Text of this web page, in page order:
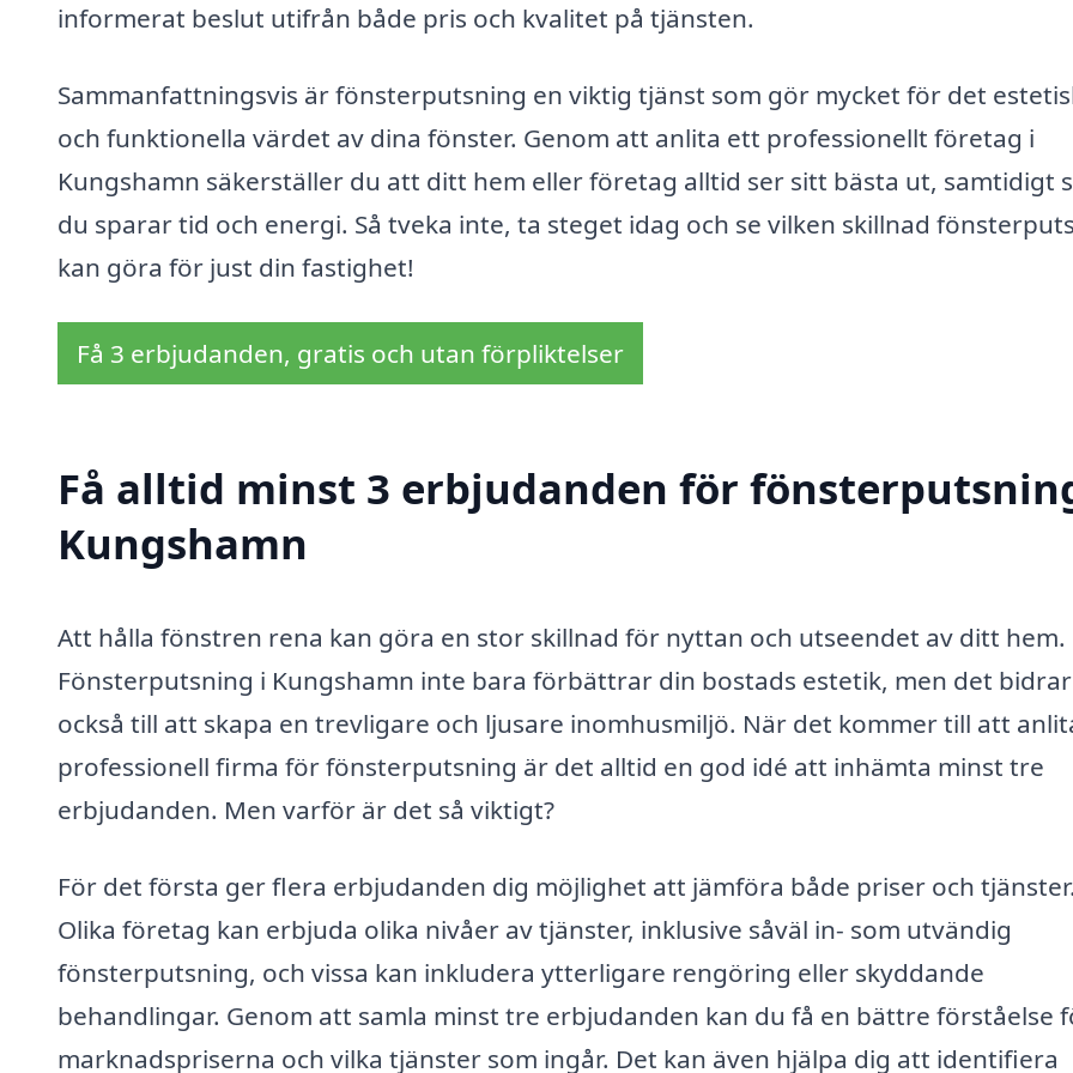
informerat beslut utifrån både pris och kvalitet på tjänsten.
Sammanfattningsvis är fönsterputsning en viktig tjänst som gör mycket för det
och funktionella värdet av dina fönster. Genom att anlita ett professionellt företag i
Kungshamn säkerställer du att ditt hem eller företag alltid ser sitt bästa ut, samtidigt
du sparar tid och energi. Så tveka inte, ta steget idag och se vilken skillnad
kan göra för just din fastighet!
Få 3 erbjudanden, gratis och utan förpliktelser
Få alltid minst 3 erbjudanden för
Kungshamn
Att hålla fönstren rena kan göra en stor skillnad för nyttan och utseendet av ditt hem.
Fönsterputsning i Kungshamn inte bara förbättrar din bostads estetik, men det bidrar
också till att skapa en trevligare och ljusare inomhusmiljö. När det kommer till att
professionell firma för fönsterputsning är det alltid en god idé att inhämta minst tre
erbjudanden. Men varför är det så viktigt?
För det första ger flera erbjudanden dig möjlighet att jämföra både priser och tjänster.
Olika företag kan erbjuda olika nivåer av tjänster, inklusive såväl in- som utvändig
fönsterputsning, och vissa kan inkludera ytterligare rengöring eller skyddande
behandlingar. Genom att samla minst tre erbjudanden kan du få en bättre förståelse
marknadspriserna och vilka tjänster som ingår. Det kan även hjälpa dig att identifiera